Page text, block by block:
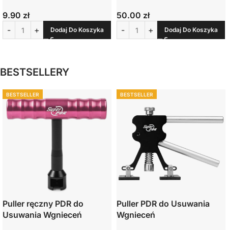
9.90 zł
Dodaj Do Koszyka
50.00 zł
Dodaj Do Koszyka
BESTSELLERY
BESTSELLER
Puller ręczny PDR do
Usuwania Wgnieceń
BESTSELLER
Puller PDR do Usuwania
Wgnieceń